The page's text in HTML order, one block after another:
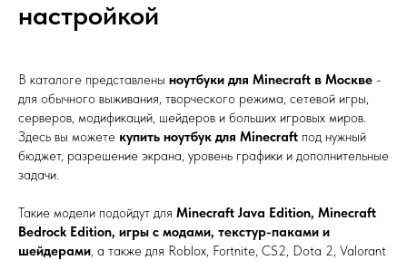
настройкой
В каталоге представлены ноутбуки для Minecraft в Москве -
для обычного выживания, творческого режима, сетевой игры,
серверов, модификаций, шейдеров и больших игровых миров.
Здесь вы можете купить ноутбук для Minecraft под нужный
бюджет, разрешение экрана, уровень графики и дополнительные
задачи.
Такие модели подойдут для Minecraft Java Edition, Minecraft
Bedrock Edition, игры с модами, текстур-паками и
шейдерами, а также для Roblox, Fortnite, CS2, Dota 2, Valorant